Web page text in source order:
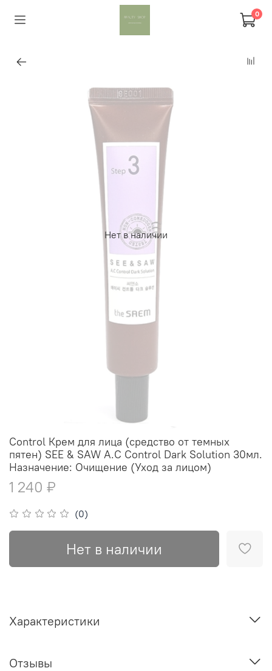
0
Нет в наличии
(0)
Control Крем для лица (средство от темных
пятен) SEE & SAW A.C Control Dark Solution 30мл.
Назначение: Очищение (Уход за лицом)
1 240 ₽
Нет в наличии
Характеристики
Отзывы